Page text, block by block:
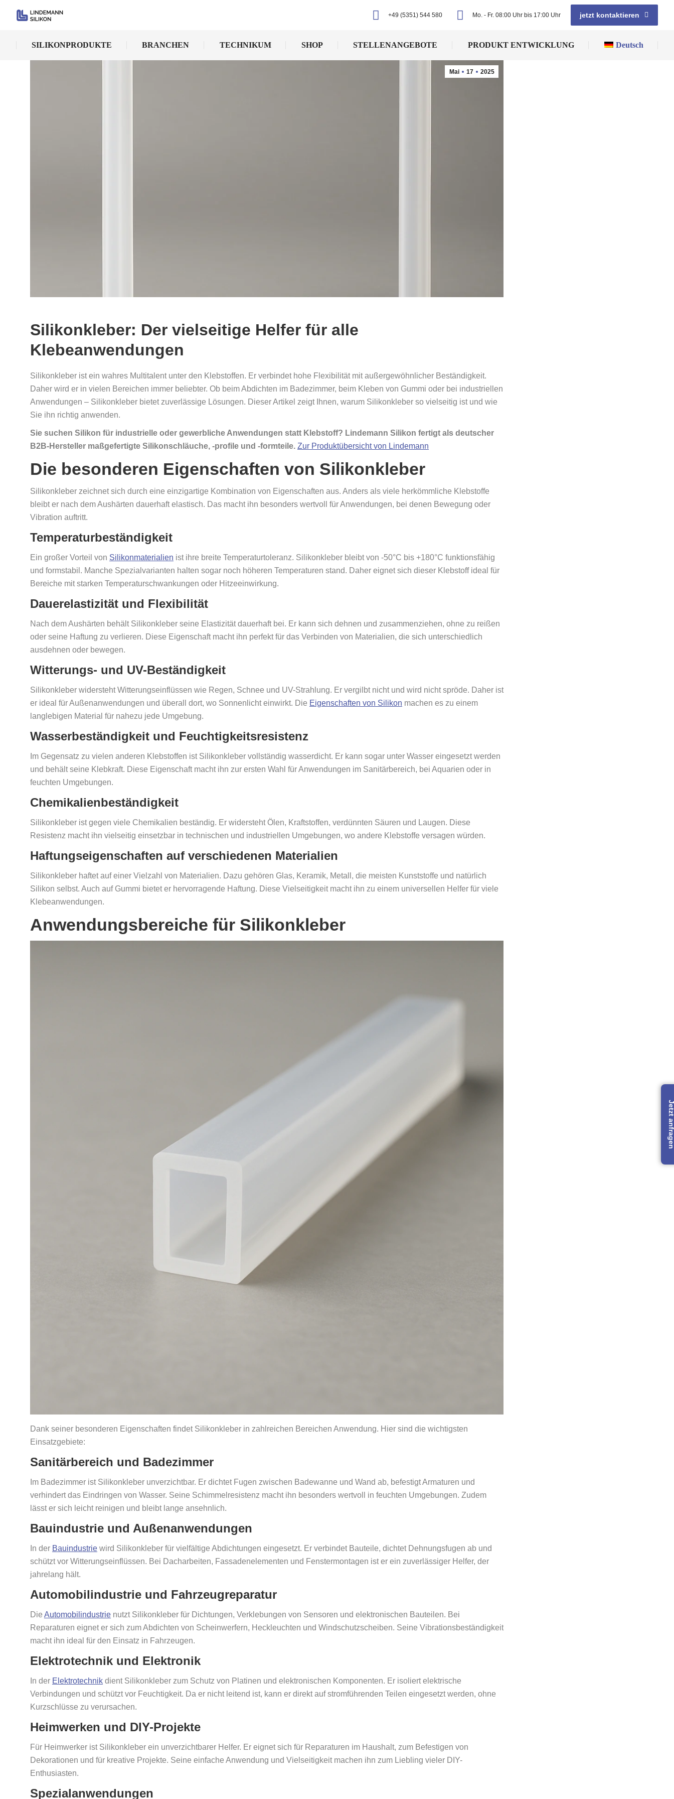
Jetzt
+49 (5351) 544 580 Mo. - Fr. 08:00 Uhr bis 17:00 Uhr jetzt kontaktieren
SILIKONPRODUKTE BRANCHEN TECHNIKUM SHOP STELLENANGEBOTE PRODUKT ENTWICKLUNG Deutsch
Mai 17 2025
Silikonkleber: Der vielseitige Helfer für alle
Klebeanwendungen
Silikonkleber ist ein wahres Multitalent unter den Klebstoffen. Er verbindet hohe Flexibilität mit außergewöhnlicher Beständigkeit.
Daher wird er in vielen Bereichen immer beliebter. Ob beim Abdichten im Badezimmer, beim Kleben von Gummi oder bei industriellen
Anwendungen – Silikonkleber bietet zuverlässige Lösungen. Dieser Artikel zeigt Ihnen, warum Silikonkleber so vielseitig ist und wie
Sie ihn richtig anwenden.
Sie suchen Silikon für industrielle oder gewerbliche Anwendungen statt Klebstoff? Lindemann Silikon fertigt als deutscher
B2B-Hersteller maßgefertigte Silikonschläuche, -profile und -formteile. Zur Produktübersicht von Lindemann
Die besonderen Eigenschaften von Silikonkleber
Silikonkleber zeichnet sich durch eine einzigartige Kombination von Eigenschaften aus. Anders als viele herkömmliche Klebstoffe
bleibt er nach dem Aushärten dauerhaft elastisch. Das macht ihn besonders wertvoll für Anwendungen, bei denen Bewegung oder
Vibration auftritt.
Temperaturbeständigkeit
Ein großer Vorteil von Silikonmaterialien ist ihre breite Temperaturtoleranz. Silikonkleber bleibt von -50°C bis +180°C funktionsfähig
und formstabil. Manche Spezialvarianten halten sogar noch höheren Temperaturen stand. Daher eignet sich dieser Klebstoff ideal für
Bereiche mit starken Temperaturschwankungen oder Hitzeeinwirkung.
Dauerelastizität und Flexibilität
Nach dem Aushärten behält Silikonkleber seine Elastizität dauerhaft bei. Er kann sich dehnen und zusammenziehen, ohne zu reißen
oder seine Haftung zu verlieren. Diese Eigenschaft macht ihn perfekt für das Verbinden von Materialien, die sich unterschiedlich
ausdehnen oder bewegen.
Witterungs- und UV-Beständigkeit
Silikonkleber widersteht Witterungseinflüssen wie Regen, Schnee und UV-Strahlung. Er vergilbt nicht und wird nicht spröde. Daher ist
er ideal für Außenanwendungen und überall dort, wo Sonnenlicht einwirkt. Die Eigenschaften von Silikon machen es zu einem
langlebigen Material für nahezu jede Umgebung.
Wasserbeständigkeit und Feuchtigkeitsresistenz
Im Gegensatz zu vielen anderen Klebstoffen ist Silikonkleber vollständig wasserdicht. Er kann sogar unter Wasser eingesetzt werden
und behält seine Klebkraft. Diese Eigenschaft macht ihn zur ersten Wahl für Anwendungen im Sanitärbereich, bei Aquarien oder in
feuchten Umgebungen.
Chemikalienbeständigkeit
Silikonkleber ist gegen viele Chemikalien beständig. Er widersteht Ölen, Kraftstoffen, verdünnten Säuren und Laugen. Diese
Resistenz macht ihn vielseitig einsetzbar in technischen und industriellen Umgebungen, wo andere Klebstoffe versagen würden.
Haftungseigenschaften auf verschiedenen Materialien
Silikonkleber haftet auf einer Vielzahl von Materialien. Dazu gehören Glas, Keramik, Metall, die meisten Kunststoffe und natürlich
Silikon selbst. Auch auf Gummi bietet er hervorragende Haftung. Diese Vielseitigkeit macht ihn zu einem universellen Helfer für viele
Klebeanwendungen.
Anwendungsbereiche für Silikonkleber
Dank seiner besonderen Eigenschaften findet Silikonkleber in zahlreichen Bereichen Anwendung. Hier sind die wichtigsten
Einsatzgebiete:
Sanitärbereich und Badezimmer
Im Badezimmer ist Silikonkleber unverzichtbar. Er dichtet Fugen zwischen Badewanne und Wand ab, befestigt Armaturen und
verhindert das Eindringen von Wasser. Seine Schimmelresistenz macht ihn besonders wertvoll in feuchten Umgebungen. Zudem
lässt er sich leicht reinigen und bleibt lange ansehnlich.
Bauindustrie und Außenanwendungen
In der Bauindustrie wird Silikonkleber für vielfältige Abdichtungen eingesetzt. Er verbindet Bauteile, dichtet Dehnungsfugen ab und
schützt vor Witterungseinflüssen. Bei Dacharbeiten, Fassadenelementen und Fenstermontagen ist er ein zuverlässiger Helfer, der
jahrelang hält.
Automobilindustrie und Fahrzeugreparatur
Die Automobilindustrie nutzt Silikonkleber für Dichtungen, Verklebungen von Sensoren und elektronischen Bauteilen. Bei
Reparaturen eignet er sich zum Abdichten von Scheinwerfern, Heckleuchten und Windschutzscheiben. Seine Vibrationsbeständigkeit
macht ihn ideal für den Einsatz in Fahrzeugen.
Elektrotechnik und Elektronik
In der Elektrotechnik dient Silikonkleber zum Schutz von Platinen und elektronischen Komponenten. Er isoliert elektrische
Verbindungen und schützt vor Feuchtigkeit. Da er nicht leitend ist, kann er direkt auf stromführenden Teilen eingesetzt werden, ohne
Kurzschlüsse zu verursachen.
Heimwerken und DIY-Projekte
Für Heimwerker ist Silikonkleber ein unverzichtbarer Helfer. Er eignet sich für Reparaturen im Haushalt, zum Befestigen von
Dekorationen und für kreative Projekte. Seine einfache Anwendung und Vielseitigkeit machen ihn zum Liebling vieler DIY-
Enthusiasten.
Spezialanwendungen